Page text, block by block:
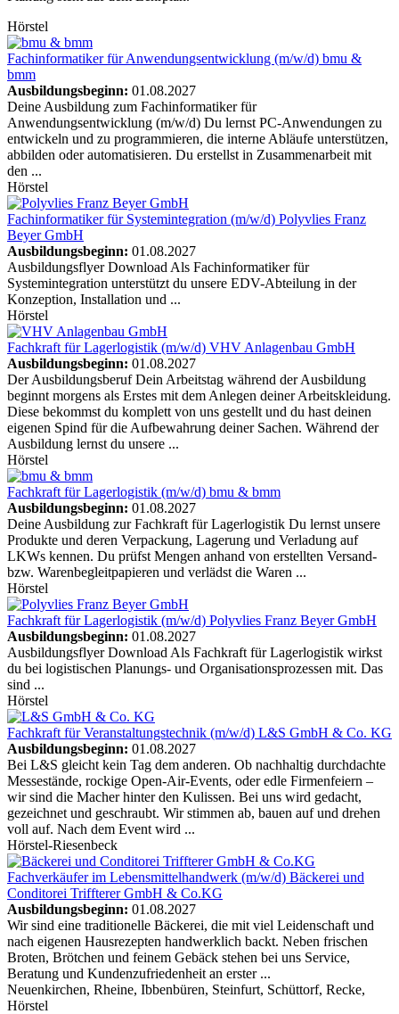
Hörstel
Fachinformatiker für Anwendungsentwicklung (m/w/d) bmu &
bmm
Ausbildungsbeginn: 01.08.2027
Deine Ausbildung zum Fachinformatiker für
Anwendungsentwicklung (m/w/d) Du lernst PC-Anwendungen zu
entwickeln und zu programmieren, die interne Abläufe unterstützen,
abbilden oder automatisieren. Du erstellst in Zusammenarbeit mit
den ...
Hörstel
Fachinformatiker für Systemintegration (m/w/d) Polyvlies Franz
Beyer GmbH
Ausbildungsbeginn: 01.08.2027
Ausbildungsflyer Download Als Fachinformatiker für
Systemintegration unterstützt du unsere EDV-Abteilung in der
Konzeption, Installation und ...
Hörstel
Fachkraft für Lagerlogistik (m/w/d) VHV Anlagenbau GmbH
Ausbildungsbeginn: 01.08.2027
Der Ausbildungsberuf Dein Arbeitstag während der Ausbildung
beginnt morgens als Erstes mit dem Anlegen deiner Arbeitskleidung.
Diese bekommst du komplett von uns gestellt und du hast deinen
eigenen Spind für die Aufbewahrung deiner Sachen. Während der
Ausbildung lernst du unsere ...
Hörstel
Fachkraft für Lagerlogistik (m/w/d) bmu & bmm
Ausbildungsbeginn: 01.08.2027
Deine Ausbildung zur Fachkraft für Lagerlogistik Du lernst unsere
Produkte und deren Verpackung, Lagerung und Verladung auf
LKWs kennen. Du prüfst Mengen anhand von erstellten Versand-
bzw. Warenbegleitpapieren und verlädst die Waren ...
Hörstel
Fachkraft für Lagerlogistik (m/w/d) Polyvlies Franz Beyer GmbH
Ausbildungsbeginn: 01.08.2027
Ausbildungsflyer Download Als Fachkraft für Lagerlogistik wirkst
du bei logistischen Planungs- und Organisationsprozessen mit. Das
sind ...
Hörstel
Fachkraft für Veranstaltungstechnik (m/w/d) L&S GmbH & Co. KG
Ausbildungsbeginn: 01.08.2027
Bei L&S gleicht kein Tag dem anderen. Ob nachhaltig durchdachte
Messestände, rockige Open-Air-Events, oder edle Firmenfeiern –
wir sind die Macher hinter den Kulissen. Bei uns wird gedacht,
gezeichnet und geschraubt. Wir stimmen ab, bauen auf und drehen
voll auf. Nach dem Event wird ...
Hörstel-Riesenbeck
Fachverkäufer im Lebensmittelhandwerk (m/w/d) Bäckerei und
Conditorei Triffterer GmbH & Co.KG
Ausbildungsbeginn: 01.08.2027
Wir sind eine traditionelle Bäckerei, die mit viel Leidenschaft und
nach eigenen Hausrezepten handwerklich backt. Neben frischen
Broten, Brötchen und feinem Gebäck stehen bei uns Service,
Beratung und Kundenzufriedenheit an erster ...
Neuenkirchen, Rheine, Ibbenbüren, Steinfurt, Schüttorf, Recke,
Hörstel